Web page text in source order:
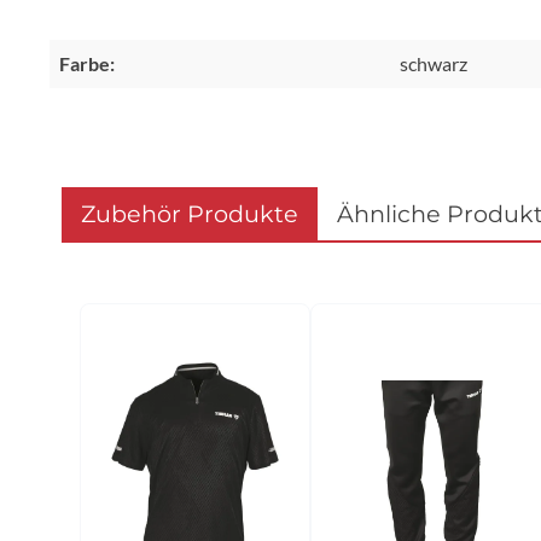
Farbe: schwarz
Zubehör Produkte Ähnliche